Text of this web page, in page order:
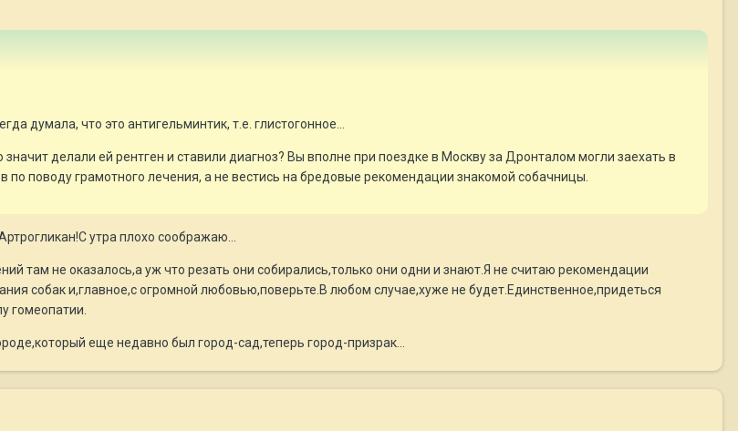
думала, что это антигельминтик, т.е. глистогонное...
делали ей рентген и ставили диагноз? Вы вполне при поездке в Москву за Дронталом могли заехать в
по поводу грамотного лечения, а не вестись на бредовые рекомендации знакомой собачницы.
утра плохо соображаю...
там не оказалось,а уж что резать они собирались,только они одни и знают.Я не считаю рекомендации
собак и,главное,с огромной любовью,поверьте.В любом случае,хуже не будет.Единственное,придеться
гомеопатии.
еще недавно был город-сад,теперь город-призрак...